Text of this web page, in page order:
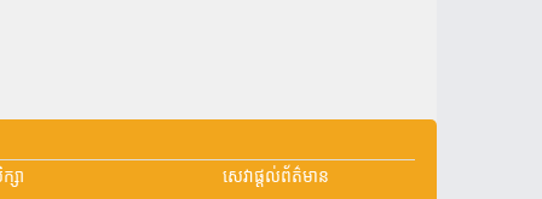
ា សេវាផ្តល់ព័ត៌មាន